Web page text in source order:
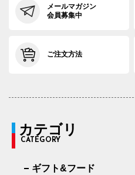
メールマガジン
会員募集中
ご注文方法
カテゴリ
CATEGORY
ギフト&フード